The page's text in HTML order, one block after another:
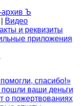
архив Ъ
Видео
и реквизиты
приложения
спасибо!»
пошли ваши деньги
о пожертвованиях